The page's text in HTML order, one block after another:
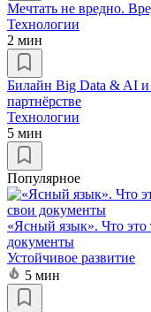
Мечтать не вредно.
Технологии
2 мин
Билайн Big Data & AI и
партнёрстве
Технологии
5 мин
Популярное
«Ясный язык». Что это
документы
Устойчивое развитие
5 мин